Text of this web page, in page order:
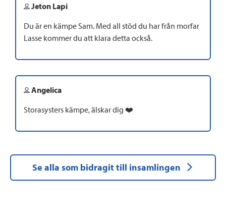
Jeton Lapi
Du är en kämpe Sam. Med all stöd du har från morfar
Lasse kommer du att klara detta också.
Angelica
Storasysters kämpe, älskar dig ❤️
Se alla som bidragit till insamlingen